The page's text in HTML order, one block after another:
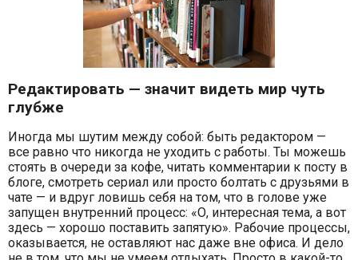
Редактировать — значит видеть мир чуть
глубже
Иногда мы шутим между собой: быть редактором —
все равно что никогда не уходить с работы. Ты можешь
стоять в очереди за кофе, читать комментарии к посту в
блоге, смотреть сериал или просто болтать с друзьями в
чате — и вдруг ловишь себя на том, что в голове уже
запущен внутренний процесс: «О, интересная тема, а вот
здесь — хорошо поставить запятую». Рабочие процессы,
оказывается, не оставляют нас даже вне офиса. И дело